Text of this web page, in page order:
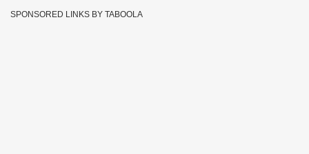
SPONSORED LINKS BY TABOOLA